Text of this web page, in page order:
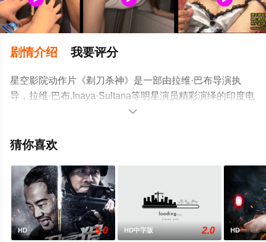
剧情介绍 我要评分
星空影院动作片《剃刀杀神》是一部由拉维·巴布导演执
导，拉维·巴布,Inaya·Sultana等明星演员精彩演绎的印度电
影，手机免费观看高清未删减完整版电影大全就上星空影
平台了解。

猜你喜欢
HD 5.0 HD中字版 2.0 HD